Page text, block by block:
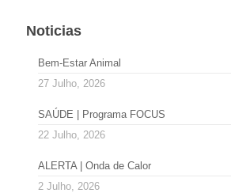
Noticias
Bem-Estar Animal
27 Julho, 2026
SAÚDE | Programa FOCUS
22 Julho, 2026
ALERTA | Onda de Calor
2 Julho, 2026